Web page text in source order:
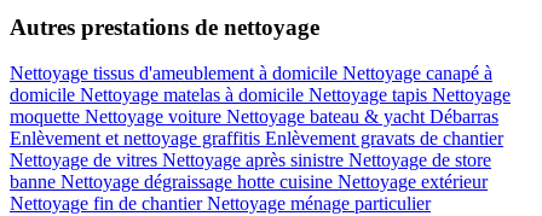
Autres prestations de nettoyage
Nettoyage tissus d'ameublement à domicile Nettoyage canapé à
domicile Nettoyage matelas à domicile Nettoyage tapis Nettoyage
moquette Nettoyage voiture Nettoyage bateau & yacht Débarras
Enlèvement et nettoyage graffitis Enlèvement gravats de chantier
Nettoyage de vitres Nettoyage après sinistre Nettoyage de store
banne Nettoyage dégraissage hotte cuisine Nettoyage extérieur
Nettoyage fin de chantierNettoyage ménage particulier